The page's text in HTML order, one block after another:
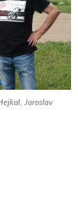
Jaroslav